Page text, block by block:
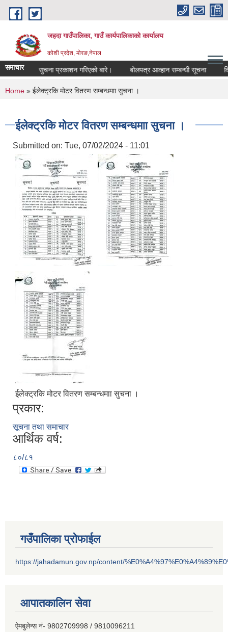
Skip to main content
जहदा गाउँपालिका, गाउँ कार्यपालिकाको कार्यालय
कोशी प्रदेश, मोरङ,नेपाल
समाचार
भुमि सम्बन्धी सुचना प्रकाशन गरिएको बारे। बोलपत्र आव्हान सम्बन्धी सूचना
You are here
Home » ईलेक्ट्रकि मोटर वितरण सम्बन्धमाा सुचना ।
ईलेक्ट्रकि मोटर वितरण सम्बन्धमाा सुचना ।
Submitted on: Tue, 07/02/2024 - 11:01
ईलेक्ट्रकि मोटर वितरण सम्बन्धमाा सुचना ।
प्रकार:
सूचना तथा समाचार
आर्थिक वर्ष:
८०/८१
गउँपालिका प्रोफाईल
https://jahadamun.gov.np/content/
आपातकालिन सेवा
ऐमबुलेन्स नं- 9802709998 / 9810096211